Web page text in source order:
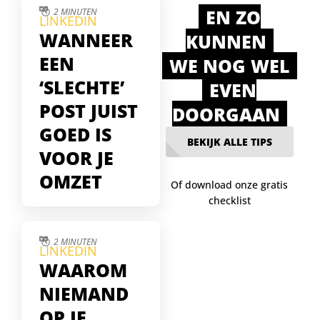
2 MINUTEN
LINKEDIN
WANNEER
EEN
‘SLECHTE’
POST JUIST
GOED IS
VOOR JE
OMZET
— weinig likes, geen
reacties. Maar juist die
stille posts blijken
gelezen te worden
door je echte
doelgroep. In deze tip
2 MINUTEN
LINKEDIN
WAAROM
NIEMAND
EN ZO
KUNNEN
WE NOG WEL
EVEN
DOORGAAN
BEKIJK ALLE TIPS
Of download onze gratis
checklist